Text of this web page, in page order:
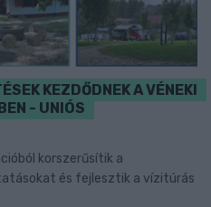
KEZDŐDNEK A VÉNEKI
- UNIÓS
korszerűsítik a
és fejlesztik a vízitúrás